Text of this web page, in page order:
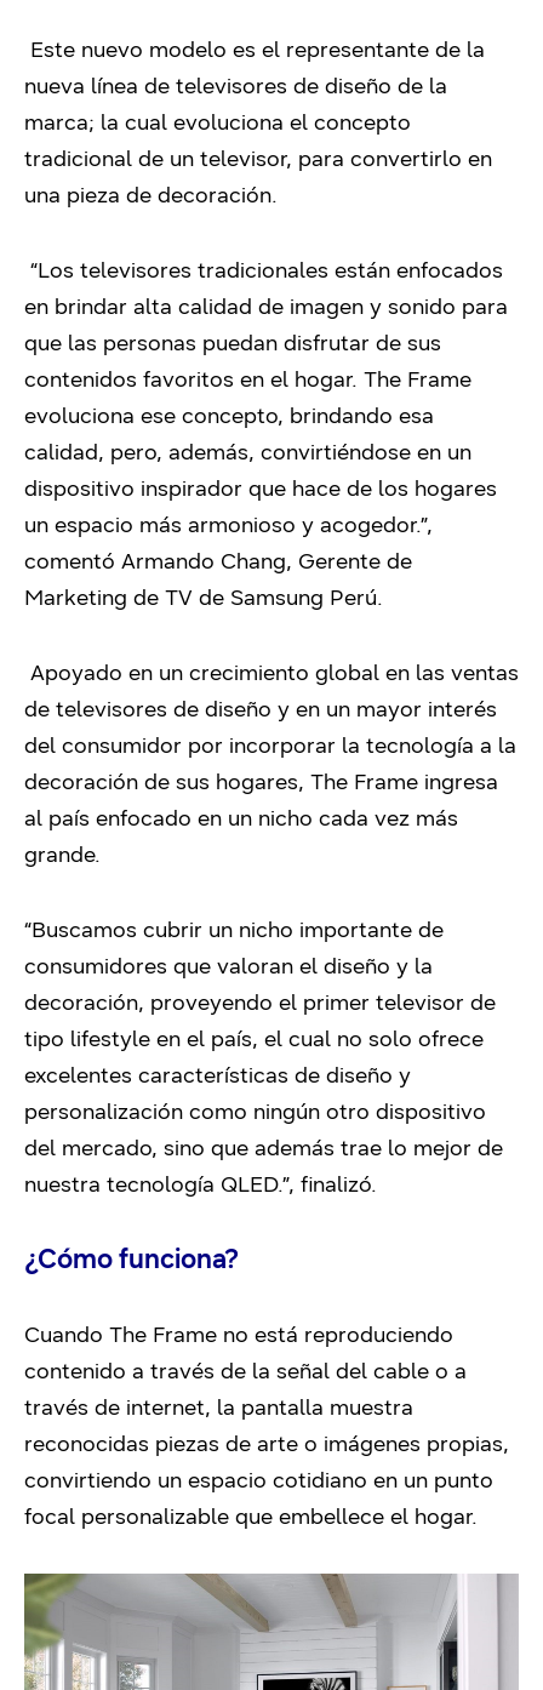
Este nuevo modelo es el representante de la
nueva línea de televisores de diseño de la
marca; la cual evoluciona el concepto
tradicional de un televisor, para convertirlo en
una pieza de decoración.
“Los televisores tradicionales están enfocados
en brindar alta calidad de imagen y sonido para
que las personas puedan disfrutar de sus
contenidos favoritos en el hogar. The Frame
evoluciona ese concepto, brindando esa
calidad, pero, además, convirtiéndose en un
dispositivo inspirador que hace de los hogares
un espacio más armonioso y acogedor.”,
comentó Armando Chang, Gerente de
Marketing de TV de Samsung Perú.
Apoyado en un crecimiento global en las ventas
de televisores de diseño y en un mayor interés
del consumidor por incorporar la tecnología a la
decoración de sus hogares, The Frame ingresa
al país enfocado en un nicho cada vez más
grande.
“Buscamos cubrir un nicho importante de
consumidores que valoran el diseño y la
decoración, proveyendo el primer televisor de
tipo lifestyle en el país, el cual no solo ofrece
excelentes características de diseño y
personalización como ningún otro dispositivo
del mercado, sino que además trae lo mejor de
nuestra tecnología QLED.”, finalizó.
¿Cómo funciona?
Cuando The Frame no está reproduciendo
contenido a través de la señal del cable o a
través de internet, la pantalla muestra
reconocidas piezas de arte o imágenes propias,
convirtiendo un espacio cotidiano en un punto
focal personalizable que embellece el hogar.